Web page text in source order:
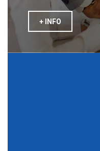
+ INFO